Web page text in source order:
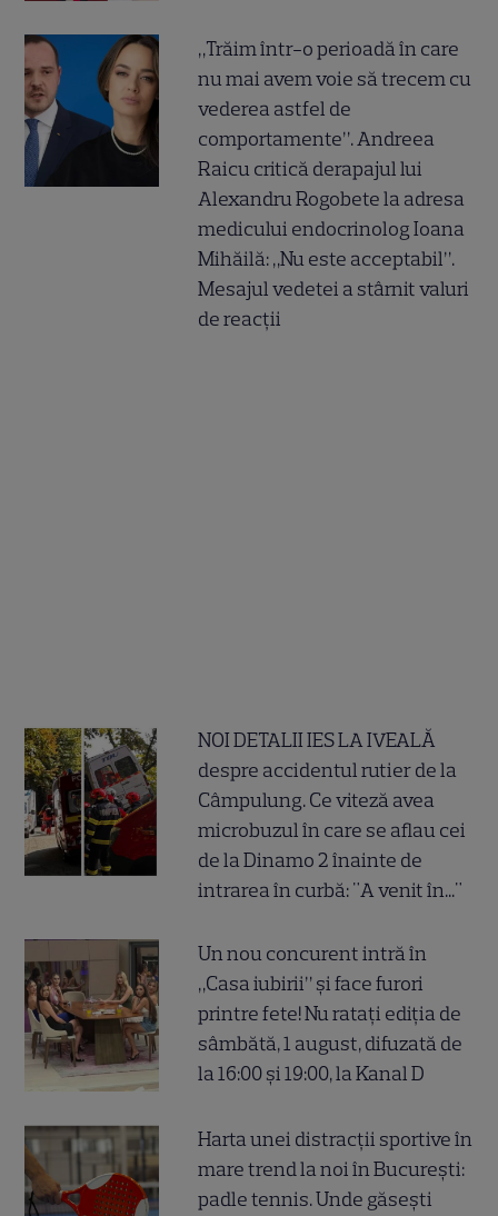
„Trăim într-o perioadă în care
nu mai avem voie să trecem cu
vederea astfel de
comportamente”. Andreea
Raicu critică derapajul lui
Alexandru Rogobete la adresa
medicului endocrinolog Ioana
Mihăilă: „Nu este acceptabil”.
Mesajul vedetei a stârnit valuri
de reacții
NOI DETALII IES LA IVEALĂ
despre accidentul rutier de la
Câmpulung. Ce viteză avea
microbuzul în care se aflau cei
de la Dinamo 2 înainte de
intrarea în curbă: "A venit în..."
Un nou concurent intră în
„Casa iubirii” și face furori
printre fete! Nu ratați ediția de
sâmbătă, 1 august, difuzată de
la 16:00 și 19:00, la Kanal D
Harta unei distracții sportive în
mare trend la noi în București:
padle tennis. Unde găsești